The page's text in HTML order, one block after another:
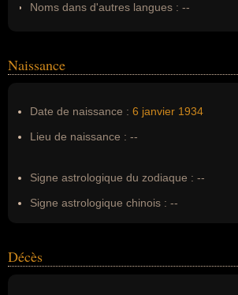
Noms dans d'autres langues : --
Nom de famille :Roussel
Naissance
Date de naissance : 6 janvier 1934
Lieu de naissance : --
Signe astrologique du zodiaque : --
Signe astrologique chinois : --
Décès